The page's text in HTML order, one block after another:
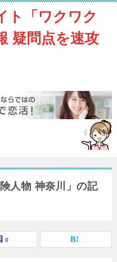
ト「ワクワク
疑問点を速攻
人物 神奈川」の記
0